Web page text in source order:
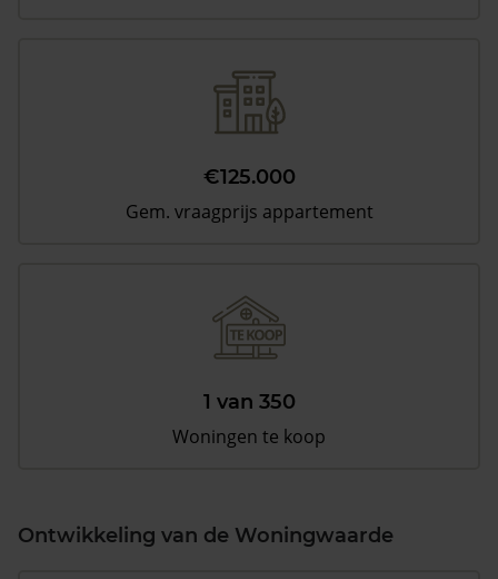
€125.000
Gem. vraagprijs appartement
1 van 350
Woningen te koop
Ontwikkeling van de Woningwaarde